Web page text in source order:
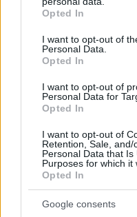
grant or deny consent to
use your data for below
consent section.
Opted In
I want to opt-out of
Personal Data.
Opted In
I want to opt-out of
Personal Data for
Opted In
I want to opt-out of
Retention, Sale,
Personal Data that
Purposes for which it
Opted In
Google consents
Σαουδικής Αραβίας
09.08.2026, 05:51
τραυματίες σε
09.08.2026, 05:19
09.08.2026, 05:00
Ακόμη πιο αυστηρά
κατόχους ηλεκτρικών
διαφορετικά
09.08.2026, 04:37
09.08.2026, 04:00